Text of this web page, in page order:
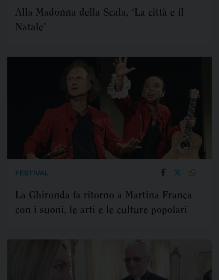
Alla Madonna della Scala, ‘La città e il
Natale’
FESTIVAL
La Ghironda fa ritorno a Martina Franca
con i suoni, le arti e le culture popolari